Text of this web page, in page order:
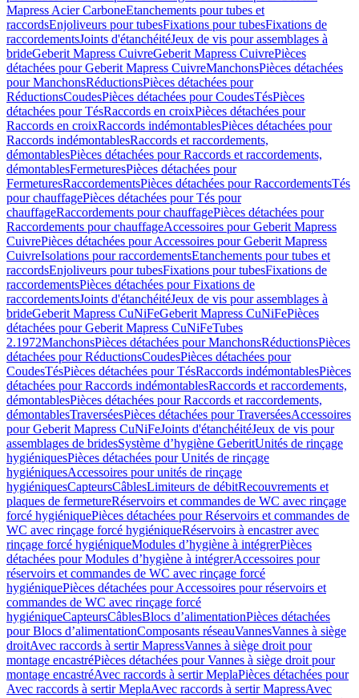
Mapress Acier CarboneEtanchements pour tubes et
raccordsEnjoliveurs pour tubesFixations pour tubesFixations de
raccordementsJoints d'étanchéitéJeux de vis pour assemblages à
brideGeberit Mapress CuivreGeberit Mapress CuivrePièces
détachées pour Geberit Mapress CuivreManchonsPièces détachées
pour ManchonsRéductionsPièces détachées pour
RéductionsCoudesPièces détachées pour CoudesTésPièces
détachées pour TésRaccords en croixPièces détachées pour
Raccords en croixRaccords indémontablesPièces détachées pour
Raccords indémontablesRaccords et raccordements,
démontablesPièces détachées pour Raccords et raccordements,
démontablesFermeturesPièces détachées pour
FermeturesRaccordementsPièces détachées pour RaccordementsTés
pour chauffagePièces détachées pour Tés pour
chauffageRaccordements pour chauffagePièces détachées pour
Raccordements pour chauffageAccessoires pour Geberit Mapress
CuivrePièces détachées pour Accessoires pour Geberit Mapress
CuivreIsolations pour raccordementsEtanchements pour tubes et
raccordsEnjoliveurs pour tubesFixations pour tubesFixations de
raccordementsPièces détachées pour Fixations de
raccordementsJoints d'étanchéitéJeux de vis pour assemblages à
brideGeberit Mapress CuNiFeGeberit Mapress CuNiFePièces
détachées pour Geberit Mapress CuNiFeTubes
2.1972ManchonsPièces détachées pour ManchonsRéductionsPièces
détachées pour RéductionsCoudesPièces détachées pour
CoudesTésPièces détachées pour TésRaccords indémontablesPièces
détachées pour Raccords indémontablesRaccords et raccordements,
démontablesPièces détachées pour Raccords et raccordements,
démontablesTraverséesPièces détachées pour TraverséesAccessoires
pour Geberit Mapress CuNiFeJoints d'étanchéitéJeux de vis pour
assemblages de bridesSystème d’hygiène GeberitUnités de rinçage
hygiéniquesPièces détachées pour Unités de rinçage
hygiéniquesAccessoires pour unités de rinçage
hygiéniquesCapteursCâblesLimiteurs de débitRecouvrements et
plaques de fermetureRéservoirs et commandes de WC avec rinçage
forcé hygiéniquePièces détachées pour Réservoirs et commandes de
WC avec rinçage forcé hygiéniqueRéservoirs à encastrer avec
rinçage forcé hygiéniqueModules d’hygiène à intégrerPièces
détachées pour Modules d’hygiène à intégrerAccessoires pour
réservoirs et commandes de WC avec rinçage forcé
hygiéniquePièces détachées pour Accessoires pour réservoirs et
commandes de WC avec rinçage forcé
hygiéniqueCapteursCâblesBlocs d’alimentationPièces détachées
pour Blocs d’alimentationComposants réseauVannesVannes à siège
droitAvec raccords à sertir MapressVannes à siège droit pour
montage encastréPièces détachées pour Vannes à siège droit pour
montage encastréAvec raccords à sertir MeplaPièces détachées pour
Avec raccords à sertir MeplaAvec raccords à sertir MapressAvec